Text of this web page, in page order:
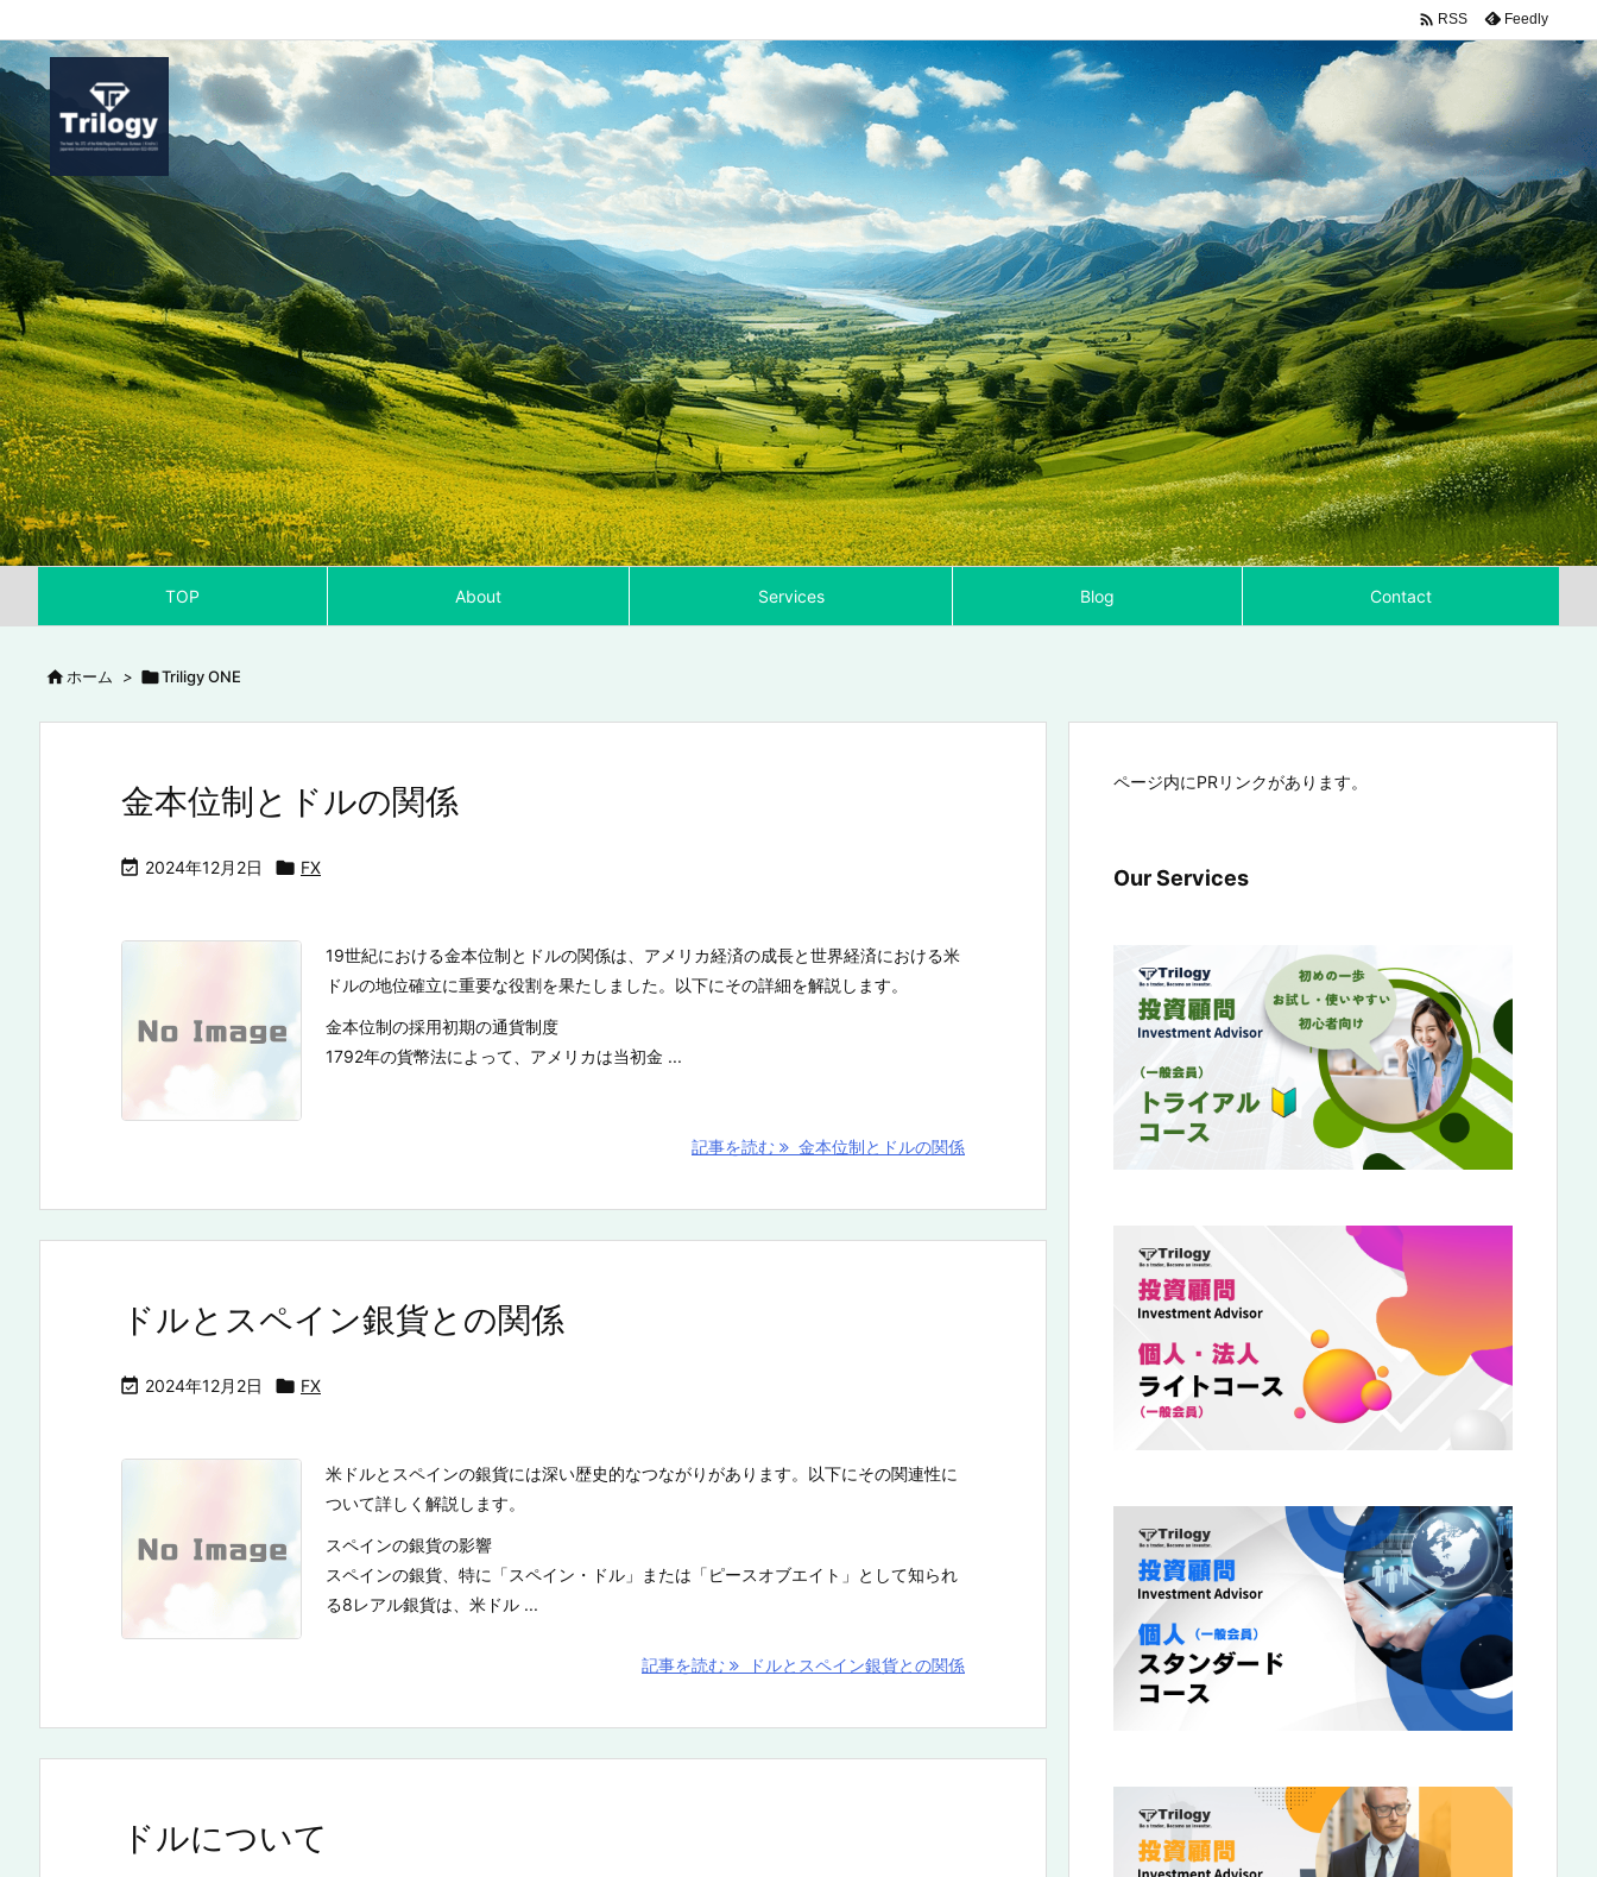
TOP About Services Blog Contact
 RSS Feedly
ホーム > Triligy ONE
金本位制とドルの関係
 2024年12月2日  FX
19世紀における金本位制とドルの関係は、アメリカ経済の成長と世界経済における米
ドルの地位確立に重要な役割を果たしました。以下にその詳細を解説します。
金本位制の採用初期の通貨制度
1792年の貨幣法によって、アメリカは当初金 ...
記事を読む 金本位制とドルの関係
ドルとスペイン銀貨との関係
 2024年12月2日  FX
米ドルとスペインの銀貨には深い歴史的なつながりがあります。以下にその関連性に
ついて詳しく解説します。
スペインの銀貨の影響
スペインの銀貨、特に「スペイン・ドル」または「ピースオブエイト」として知られ
る8レアル銀貨は、米ドル ...
記事を読む ドルとスペイン銀貨との関係
ドルについて
ページ内にPRリンクがあります。
Our Services